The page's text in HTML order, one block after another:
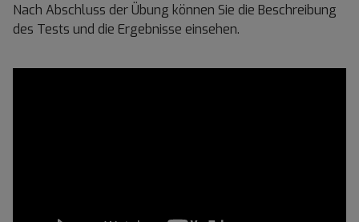
Nach Abschluss der Übung können Sie die Beschreibung
des Tests und die Ergebnisse einsehen.